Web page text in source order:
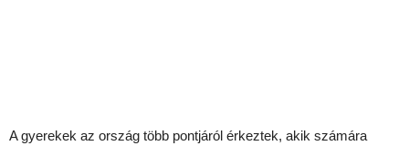
A gyerekek az ország több pontjáról érkeztek, akik számára